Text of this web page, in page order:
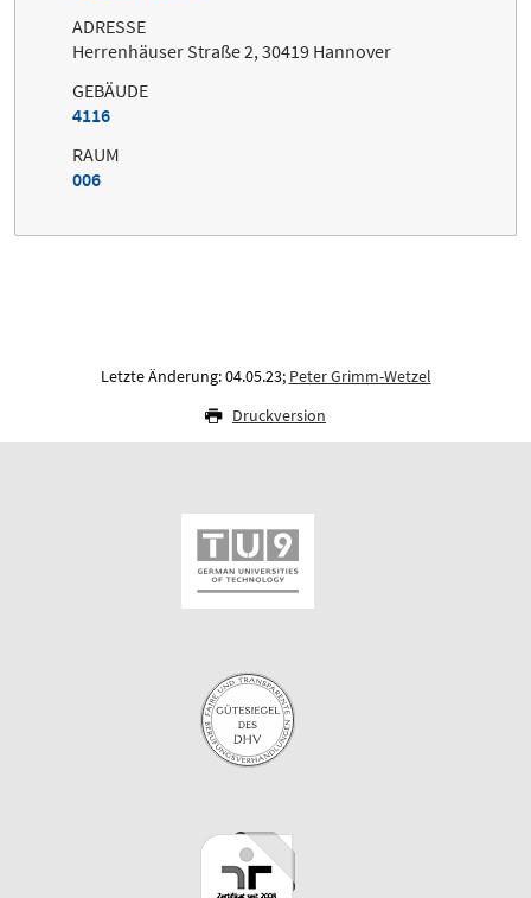
ADRESSE
Herrenhäuser Straße 2, 30419 Hannover
GEBÄUDE
4116
RAUM
006
Letzte Änderung: 04.05.23; Peter Grimm-Wetzel
Druckversion